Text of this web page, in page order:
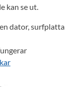
kan se ut.
dator, surfplatta